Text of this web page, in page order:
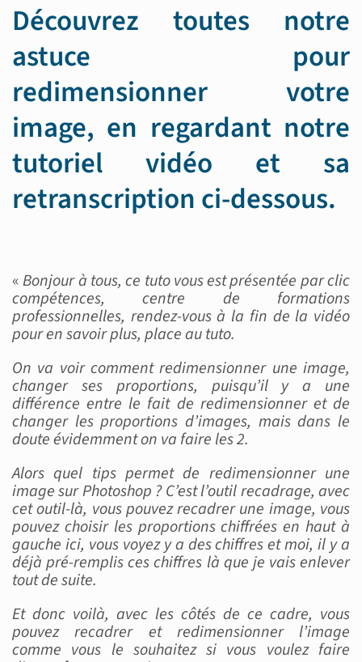
Découvrez toutes notre
astuce pour
redimensionner votre
image, en regardant notre
tutoriel vidéo et sa
retranscription ci-dessous.
«Bonjour à tous, ce tuto vous est présentée par clic
compétences, centre de formations
professionnelles, rendez-vous à la fin de la vidéo
pour en savoir plus, place au tuto.
On va voir comment redimensionner une image,
changer ses proportions, puisqu’il y a une
différence entre le fait de redimensionner et de
changer les proportions d’images, mais dans le
doute évidemment on va faire les 2.
Alors quel tips permet de redimensionner une
image sur Photoshop ? C’est l’outil recadrage, avec
cet outil-là, vous pouvez recadrer une image, vous
pouvez choisir les proportions chiffrées en haut à
gauche ici, vous voyez y a des chiffres et moi, il y a
déjà pré-remplis ces chiffres là que je vais enlever
tout de suite.
Et donc voilà, avec les côtés de ce cadre, vous
pouvez recadrer et redimensionner l’image
comme vous le souhaitez si vous voulez faire